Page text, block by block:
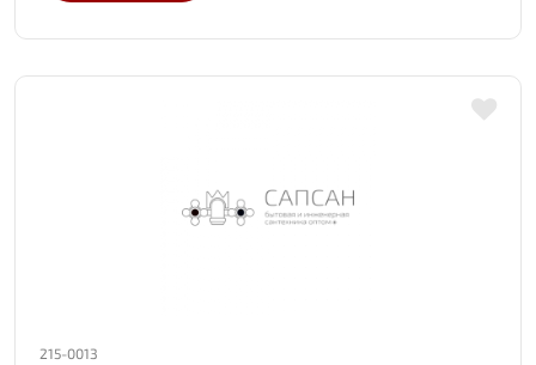
215-0013